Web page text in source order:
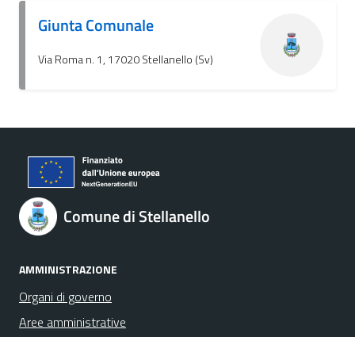
Giunta Comunale
Via Roma n. 1, 17020 Stellanello (Sv)
Comune di Stellanello
AMMINISTRAZIONE
Organi di governo
Aree amministrative